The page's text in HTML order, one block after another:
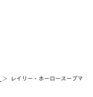
レイリー・ホーロースープマ